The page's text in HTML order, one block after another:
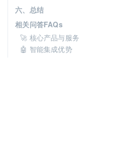
六、总结
相关问答FAQs
🚀 核心产品与服务
🤖 智能集成优势